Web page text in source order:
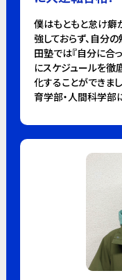
僕はもともと怠け癖
強しておらず、自分
田塾では『自分に合
にスケジュールを
化することができま
育学部・人間科学部